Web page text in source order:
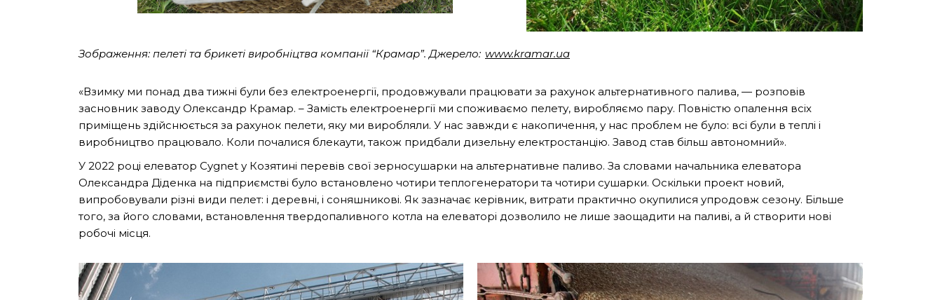
Зображення: пелеті та брикеті виробніцтва компанії “Крамар”. Джерело: www.kramar.ua
«Взимку ми понад два тижні були без електроенергії, продовжували працювати за рахунок альтернативного палива, — розповів
засновник заводу Олександр Крамар. – Замість електроенергії ми споживаємо пелету, виробляємо пару. Повністю опалення всіх
приміщень здійснюється за рахунок пелети, яку ми виробляли. У нас завжди є накопичення, у нас проблем не було: всі були в теплі і
виробництво працювало. Коли почалися блекаути, також придбали дизельну електростанцію. Завод став більш автономний».
У 2022 році елеватор Cygnet у Козятині перевів свої зерносушарки на альтернативне паливо. За словами начальника елеватора
Олександра Діденка на підприємстві було встановлено чотири теплогенератори та чотири сушарки. Оскільки проект новий,
випробовували різні види пелет: і деревні, і соняшникові. Як зазначає керівник, витрати практично окупилися упродовж сезону. Більше
того, за його словами, встановлення твердопаливного котла на елеваторі дозволило не лише заощадити на паливі, а й створити нові
робочі місця.